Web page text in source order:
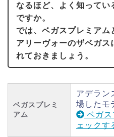
なるほど、よく知ってい
ですか。
では、ベガスプレミアム
アリーヴォーのザベガス
れておきましょう。
ベガスプレミ
アム
アデラン
場したモ
ベガ
ェックす